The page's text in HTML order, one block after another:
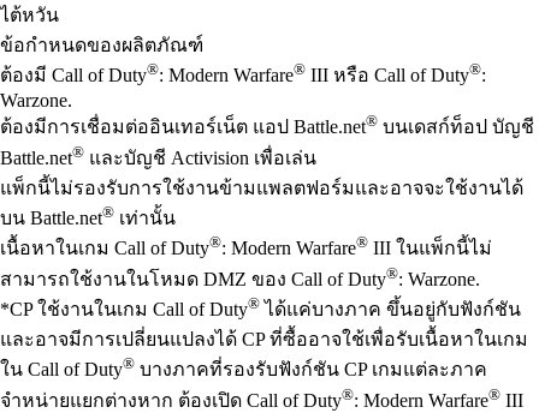
ไต้หวัน
ข้อกำหนดของผลิตภัณฑ์
ต้องมี Call of Duty®: Modern Warfare® III หรือ Call of Duty®:
Warzone.
ต้องมีการเชื่อมต่ออินเทอร์เน็ต แอป Battle.net® บนเดสก์ท็อป บัญชี
Battle.net® และบัญชี Activision เพื่อเล่น
แพ็กนี้ไม่รองรับการใช้งานข้ามแพลตฟอร์มและอาจจะใช้งานได้
บน Battle.net® เท่านั้น
เนื้อหาในเกม Call of Duty®: Modern Warfare® III ในแพ็กนี้ไม่
สามารถใช้งานในโหมด DMZ ของ Call of Duty®: Warzone.
*CP ใช้งานในเกม Call of Duty® ได้แค่บางภาค ขึ้นอยู่กับฟังก์ชัน
และอาจมีการเปลี่ยนแปลงได้ CP ที่ซื้ออาจใช้เพื่อรับเนื้อหาในเกม
ใน Call of Duty® บางภาคที่รองรับฟังก์ชัน CP เกมแต่ละภาค
จำหน่ายแยกต่างหาก ต้องเปิด Call of Duty®: Modern Warfare® III